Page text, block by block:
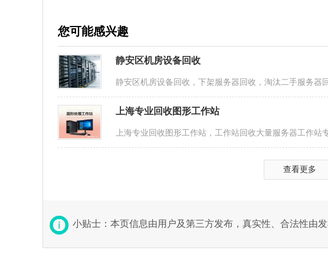
您可能感兴趣
静安区机房设备回收
静安区机房设备回收，下架服务器回收，淘汰二手服务器
上海专业回收图形工作站
上海专业回收图形工作站，工作站回收大量服务器工作站
查看更多
小贴士：本页信息由用户及第三方发布，真实性、合法性由发